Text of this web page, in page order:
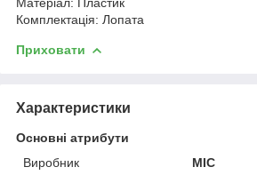
Комплектація: Лопата
Приховати
Характеристики
Основні атрибути
Виробник
MIC